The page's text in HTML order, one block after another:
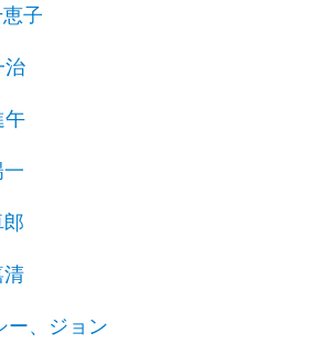
子
治
午
清
ー、ジョン